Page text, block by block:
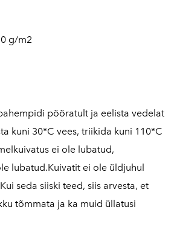
g/m2
pööratult ja eelista vedelat
kuni 30*C vees, triikida kuni 110*C
ei ole lubatud,
lubatud.Kuivatit ei ole üldjuhul
seda siiski teed, siis arvesta, et
tõmmata ja ka muid üllatusi